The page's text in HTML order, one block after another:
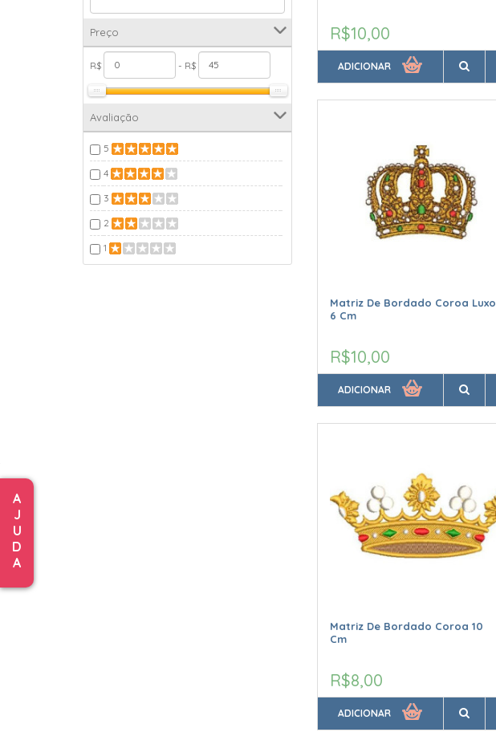
A
J
U
D
A
Preço
R$ - R$
Avaliação
5
4
3
2
1
R$10,00
ADICIONAR
Matriz De Bordado Coroa Luxo
6 Cm
R$10,00
ADICIONAR
Matriz De Bordado Coroa 10
Cm
R$8,00
ADICIONAR